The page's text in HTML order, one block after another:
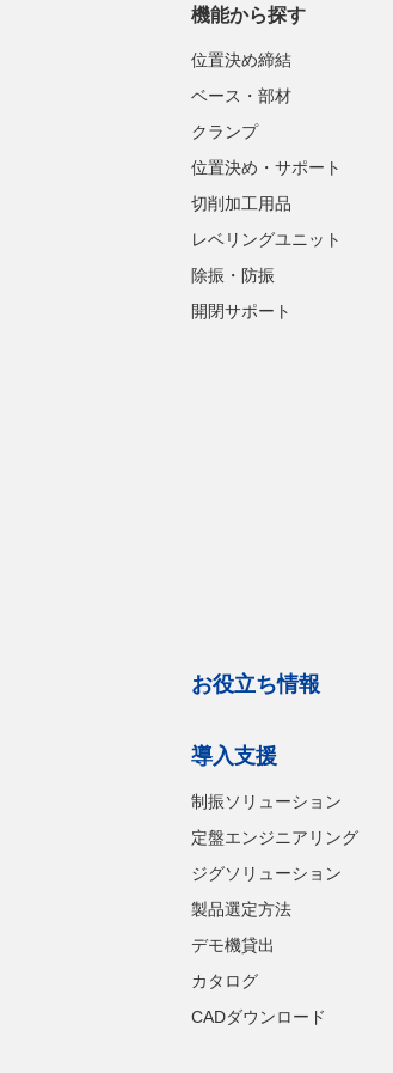
機能から探す
位置決め締結
ベース・部材
クランプ
位置決め・サポート
切削加工用品
レベリングユニット
除振・防振
開閉サポート
お役立ち情報
導入支援
制振ソリューション
定盤エンジニアリング
ジグソリューション
製品選定方法
デモ機貸出
カタログ
CADダウンロード